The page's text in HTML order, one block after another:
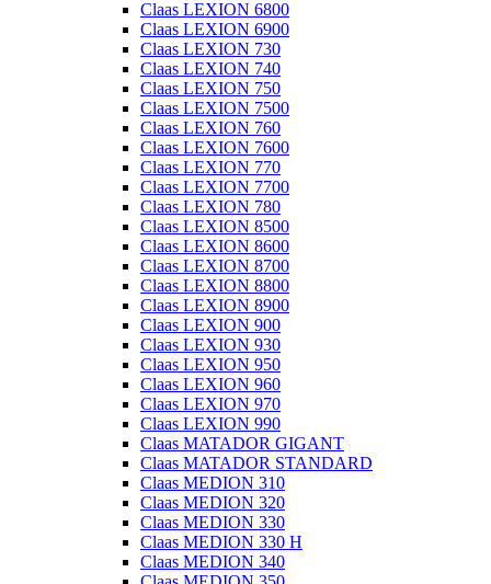
Claas LEXION 6800
Claas LEXION 6900
Claas LEXION 730
Claas LEXION 740
Claas LEXION 750
Claas LEXION 7500
Claas LEXION 760
Claas LEXION 7600
Claas LEXION 770
Claas LEXION 7700
Claas LEXION 780
Claas LEXION 8500
Claas LEXION 8600
Claas LEXION 8700
Claas LEXION 8800
Claas LEXION 8900
Claas LEXION 900
Claas LEXION 930
Claas LEXION 950
Claas LEXION 960
Claas LEXION 970
Claas LEXION 990
Claas MATADOR GIGANT
Claas MATADOR STANDARD
Claas MEDION 310
Claas MEDION 320
Claas MEDION 330
Claas MEDION 330 H
Claas MEDION 340